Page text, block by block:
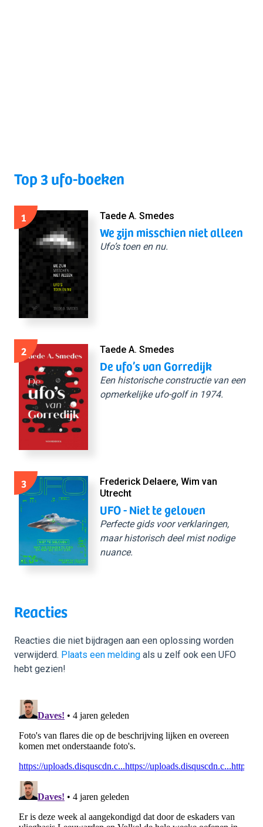
Top 3 ufo-boeken
1 Taede A. Smedes
We zijn misschien niet alleen
Ufo’s toen en nu.
2 Taede A. Smedes
De ufo’s van Gorredijk
Een historische constructie van een
opmerkelijke ufo-golf in 1974.
3
Frederick Delaere, Wim van
Utrecht
UFO - Niet te geloven
Perfecte gids voor verklaringen,
maar historisch deel mist nodige
nuance.
Reacties
Reacties die niet bijdragen aan een oplossing worden
verwijderd. Plaats een melding als u zelf ook een UFO
hebt gezien!